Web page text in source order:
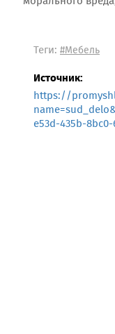
Теги: #Мебель
Источник:
https://
e53d-435b-